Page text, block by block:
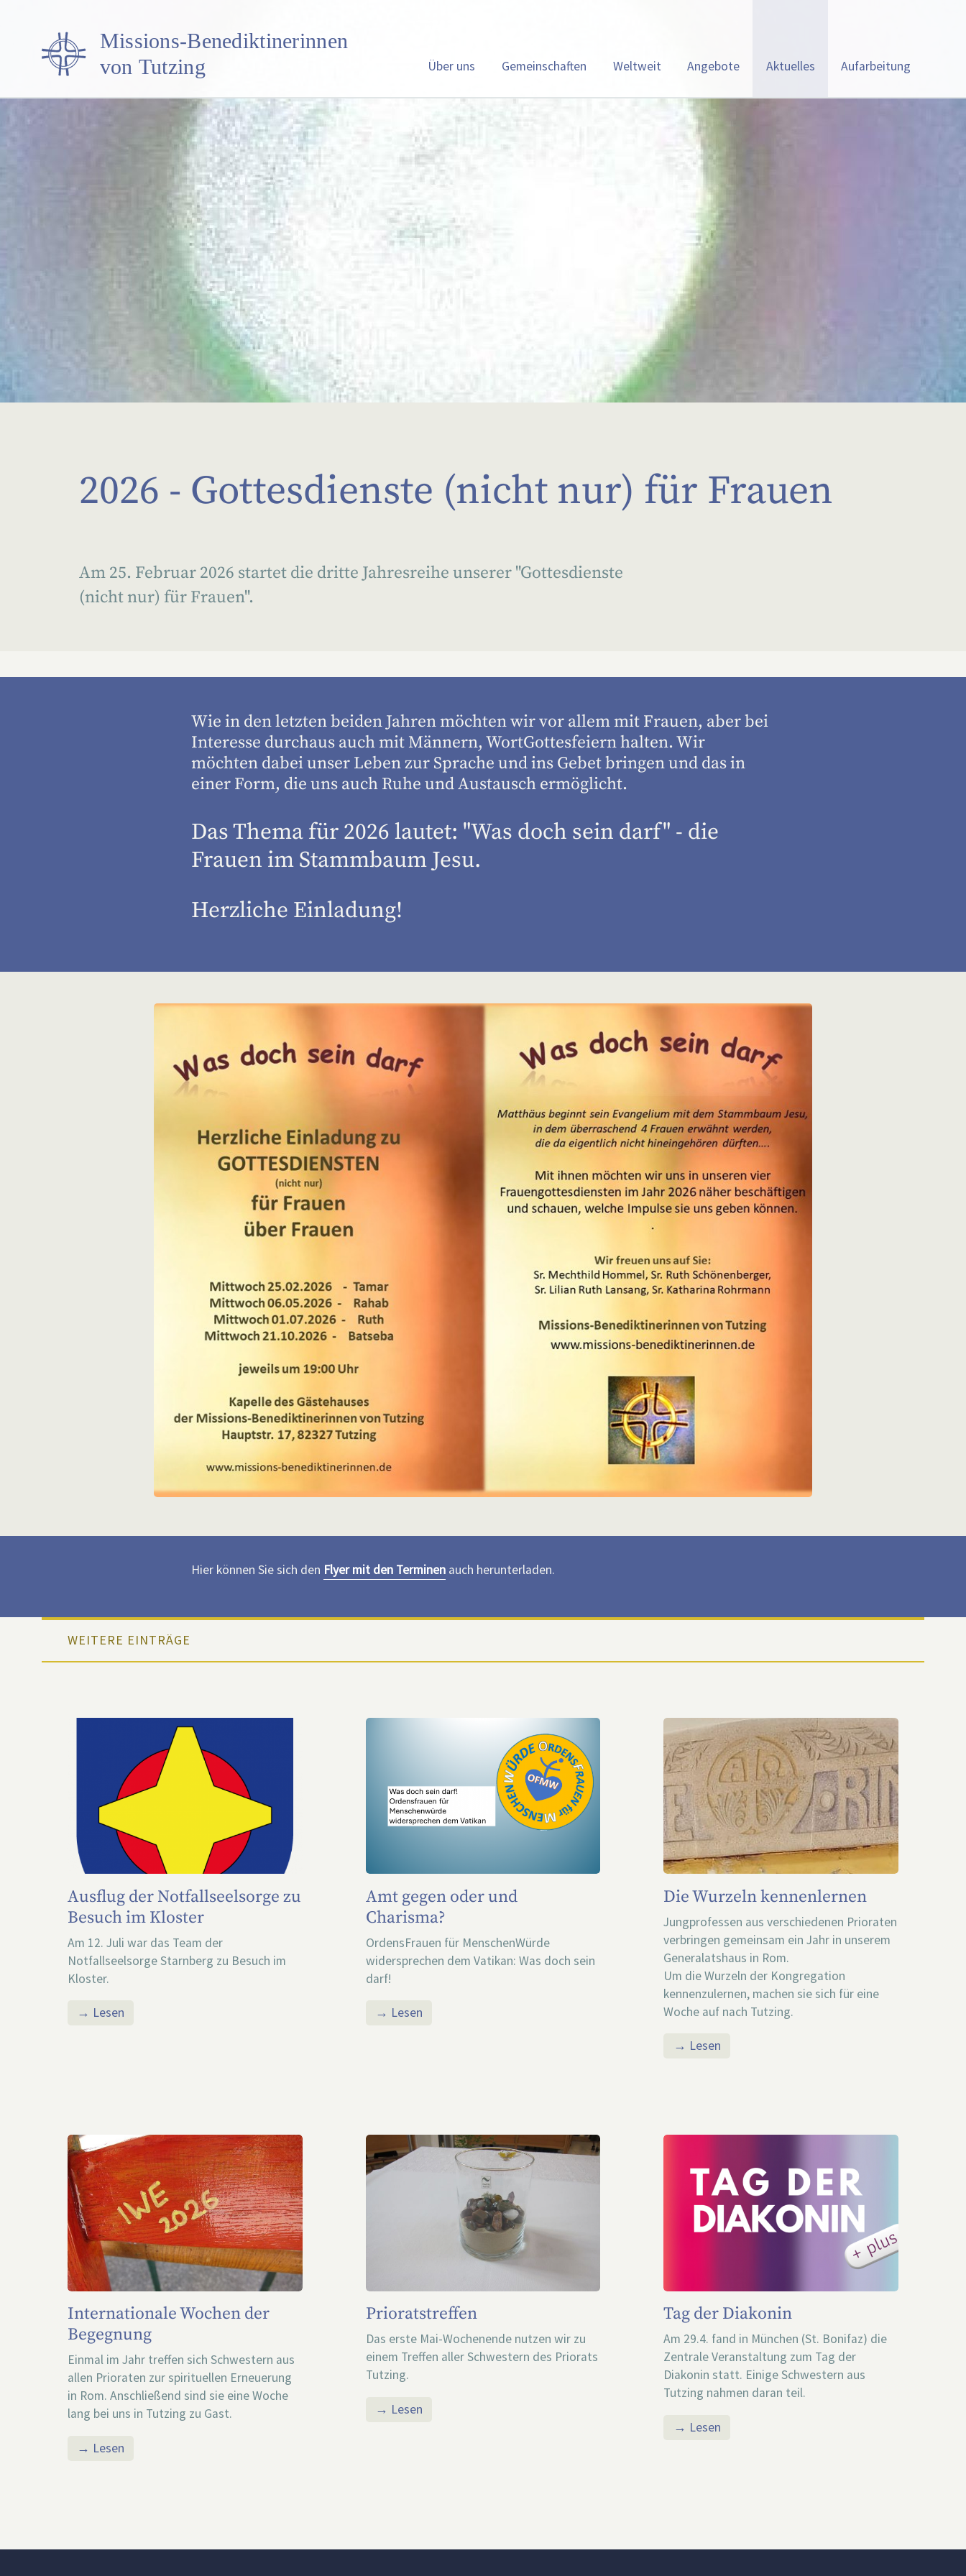
Über uns Gemeinschaften Weltweit Angebote Aktuelles Aufarbeitung
2026 - Gottesdienste (nicht nur) für Frauen
Am 25. Februar 2026 startet die dritte Jahresreihe unserer "Gottesdienste
(nicht nur) für Frauen".
Wie in den letzten beiden Jahren möchten wir vor allem mit Frauen, aber bei
Interesse durchaus auch mit Männern, WortGottesfeiern halten. Wir
möchten dabei unser Leben zur Sprache und ins Gebet bringen und das in
einer Form, die uns auch Ruhe und Austausch ermöglicht.
Das Thema für 2026 lautet: "Was doch sein darf" - die
Frauen im Stammbaum Jesu.
Herzliche Einladung!
Hier können Sie sich den Flyer mit den Terminen auch herunterladen.
WEITERE EINTRÄGE
Ausflug der Notfallseelsorge zu
Besuch im Kloster
Am 12. Juli war das Team der
Notfallseelsorge Starnberg zu Besuch im
Kloster.
→ Lesen
Amt gegen oder und
Charisma?
OrdensFrauen für MenschenWürde
widersprechen dem Vatikan: Was doch sein
darf!
→ Lesen
Die Wurzeln kennenlernen
Jungprofessen aus verschiedenen Prioraten
verbringen gemeinsam ein Jahr in unserem
Generalatshaus in Rom.
Um die Wurzeln der Kongregation
kennenzulernen, machen sie sich für eine
Woche auf nach Tutzing.
→ Lesen
Internationale Wochen der
Begegnung
Einmal im Jahr treffen sich Schwestern aus
allen Prioraten zur spirituellen Erneuerung
in Rom. Anschließend sind sie eine Woche
lang bei uns in Tutzing zu Gast.
→ Lesen
Prioratstreffen
Das erste Mai-Wochenende nutzen wir zu
einem Treffen aller Schwestern des Priorats
Tutzing.
→ Lesen
Tag der Diakonin
Am 29.4. fand in München (St. Bonifaz) die
Zentrale Veranstaltung zum Tag der
Diakonin statt. Einige Schwestern aus
Tutzing nahmen daran teil.
→ Lesen